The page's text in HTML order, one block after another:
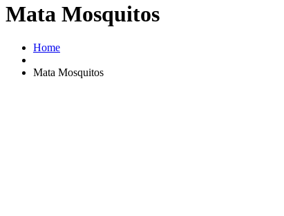
Mata Mosquitos
Home
Mata Mosquitos